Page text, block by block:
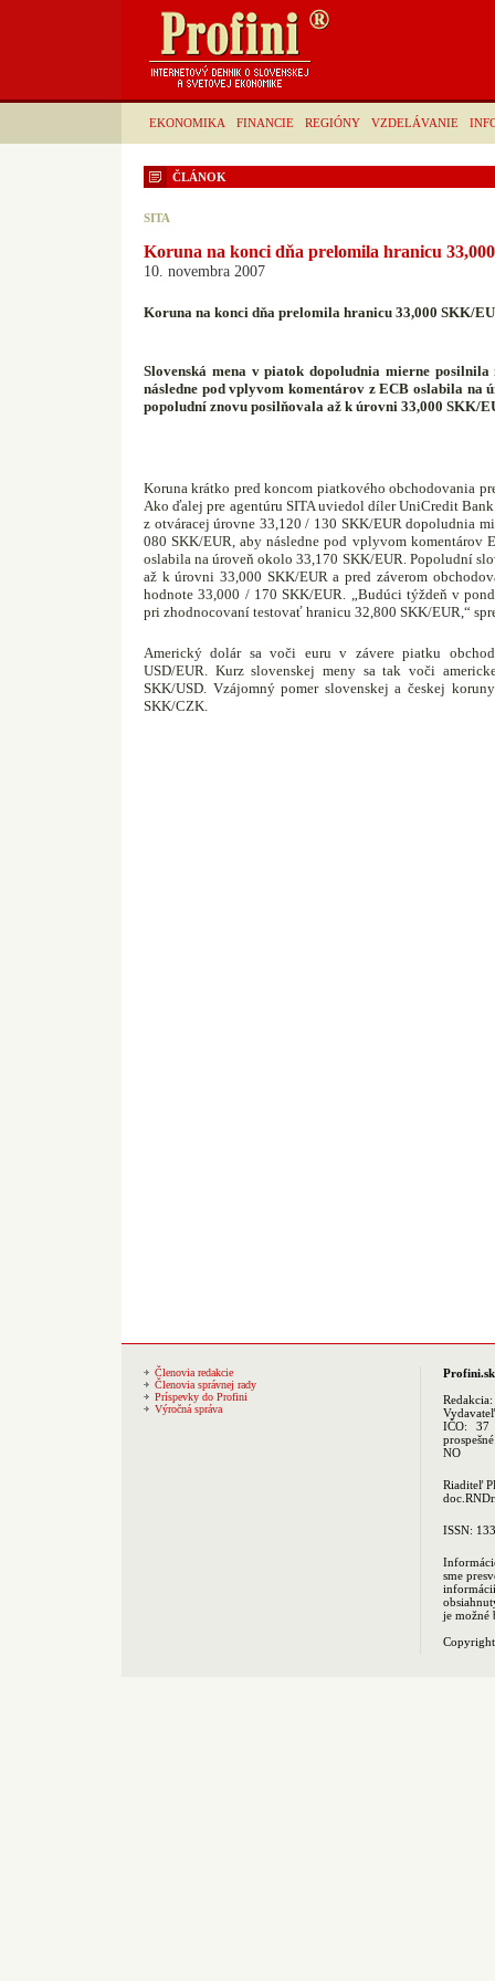
EKONOMIKA FINANCIE REGIÓNY VZDELÁVANIE
ČLÁNOK
SITA
Koruna na konci dňa prelomila hranicu
10. novembra 2007
Koruna na konci dňa prelomila hranicu 33,000 SKK/
Slovenská mena v piatok dopoludnia mierne
následne pod vplyvom komentárov z ECB oslabila na
popoludní znovu posilňovala až k úrovni 33,000 SKK/
Koruna krátko pred koncom piatkového obchodovania
Ako ďalej pre agentúru SITA uviedol díler UniCredit
z otváracej úrovne 33,120 / 130 SKK/EUR dopoludnia
080 SKK/EUR, aby následne pod vplyvom komentárov
oslabila na úroveň okolo 33,170 SKK/EUR. Popoludní
až k úrovni 33,000 SKK/EUR a pred záverom
hodnote 33,000 / 170 SKK/EUR. „Budúci týždeň v
pri zhodnocovaní testovať hranicu 32,800 SKK/EUR,“
Americký dolár sa voči euru v závere piatku
USD/EUR. Kurz slovenskej meny sa tak voči
SKK/USD. Vzájomný pomer slovenskej a českej
SKK/CZK.
Členovia redakcie
Členovia správnej rady
Príspevky do Profini
Výročná správa
Profini.sk
Redakcia:
IČO: 37
NO
Riaditeľ
ISSN:
sme
je možné